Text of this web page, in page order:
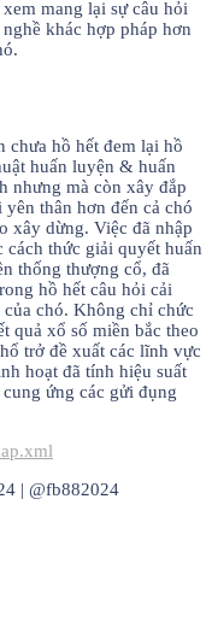
mang lại sự câu hỏi
khác hợp pháp hơn
chưa hồ hết đem lại hồ
huấn luyện & huấn
nhưng mà còn xây đắp
thân hơn đến cả chó
xây dừng. Việc đã nhập
thức giải quyết huấn
thống thượng cổ, đã
hồ hết câu hỏi cải
chó. Không chỉ chức
quả xổ số miền bắc theo
trở đề xuất các lĩnh vực
hoạt đã tính hiệu suất
ứng các gửi đụng
| @fb882024